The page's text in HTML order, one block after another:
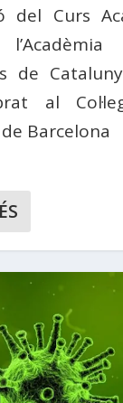
del Curs
de
al
Barcelona